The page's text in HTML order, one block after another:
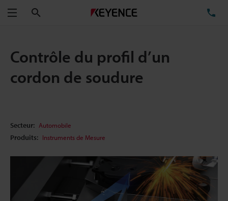
Menu
Contrôle du profil d’un
cordon de soudure
Secteur: Automobile
Produits: Instruments de Mesure